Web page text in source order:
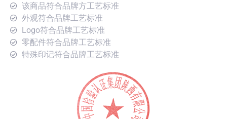
该商品符合品牌方工艺标准
外观符合品牌工艺标准
Logo符合品牌工艺标准
零配件符合品牌工艺标准
特殊印记符合品牌工艺标准